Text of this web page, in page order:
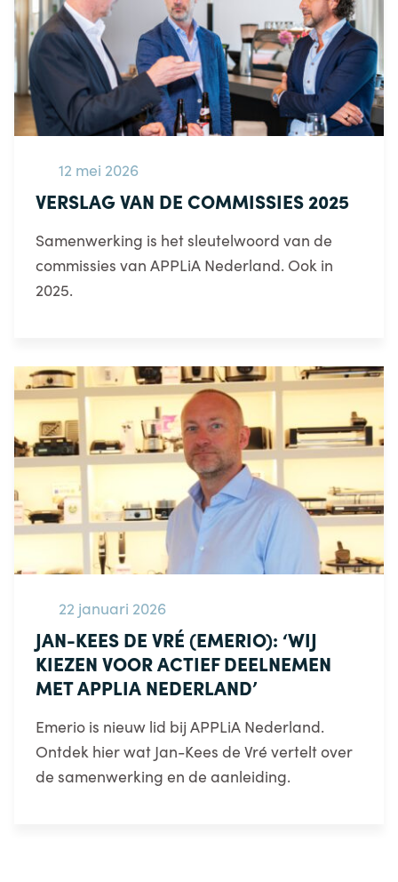
12 mei 2026
VERSLAG VAN DE COMMISSIES 2025
Samenwerking is het sleutelwoord van de
commissies van APPLiA Nederland. Ook in
2025.
22 januari 2026
JAN-KEES DE VRÉ (EMERIO): ‘WIJ
KIEZEN VOOR ACTIEF DEELNEMEN
MET APPLIA NEDERLAND’
Emerio is nieuw lid bij APPLiA Nederland.
Ontdek hier wat Jan-Kees de Vré vertelt over
de samenwerking en de aanleiding.